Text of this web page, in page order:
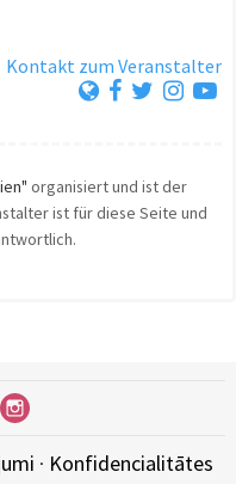
Kontakt zum Veranstalter
organisiert und ist der
ist für diese Seite und
· Konfidencialitātes